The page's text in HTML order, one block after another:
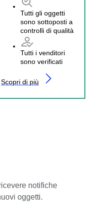
Tutti gli oggetti
sono sottoposti a
controlli di qualità
Tutti i venditori
sono verificati
Scopri di più
notifiche
oggetti.